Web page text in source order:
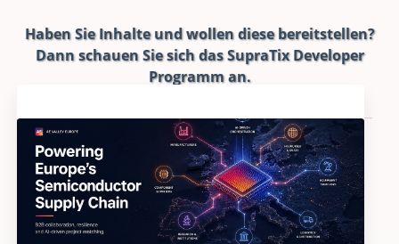
Haben Sie Inhalte und wollen diese bereitstellen?
Dann schauen Sie sich dasSupraTix Developer
Programman.